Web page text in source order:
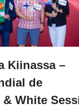
Kiinassa –
de
White